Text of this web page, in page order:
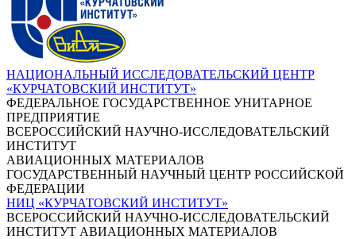
НАЦИОНАЛЬНЫЙ ИССЛЕДОВАТЕЛЬСКИЙ ЦЕНТР
«КУРЧАТОВСКИЙ ИНСТИТУТ»
ФЕДЕРАЛЬНОЕ ГОСУДАРСТВЕННОЕ УНИТАРНОЕ
ПРЕДПРИЯТИЕ
ВСЕРОССИЙСКИЙ НАУЧНО-ИССЛЕДОВАТЕЛЬСКИЙ
ИНСТИТУТ
АВИАЦИОННЫХ МАТЕРИАЛОВ
ГОСУДАРСТВЕННЫЙ НАУЧНЫЙ ЦЕНТР РОССИЙСКОЙ
ФЕДЕРАЦИИ
НИЦ «КУРЧАТОВСКИЙ ИНСТИТУТ»
ВСЕРОССИЙСКИЙ НАУЧНО-ИССЛЕДОВАТЕЛЬСКИЙ
ИНСТИТУТ АВИАЦИОННЫХ МАТЕРИАЛОВ